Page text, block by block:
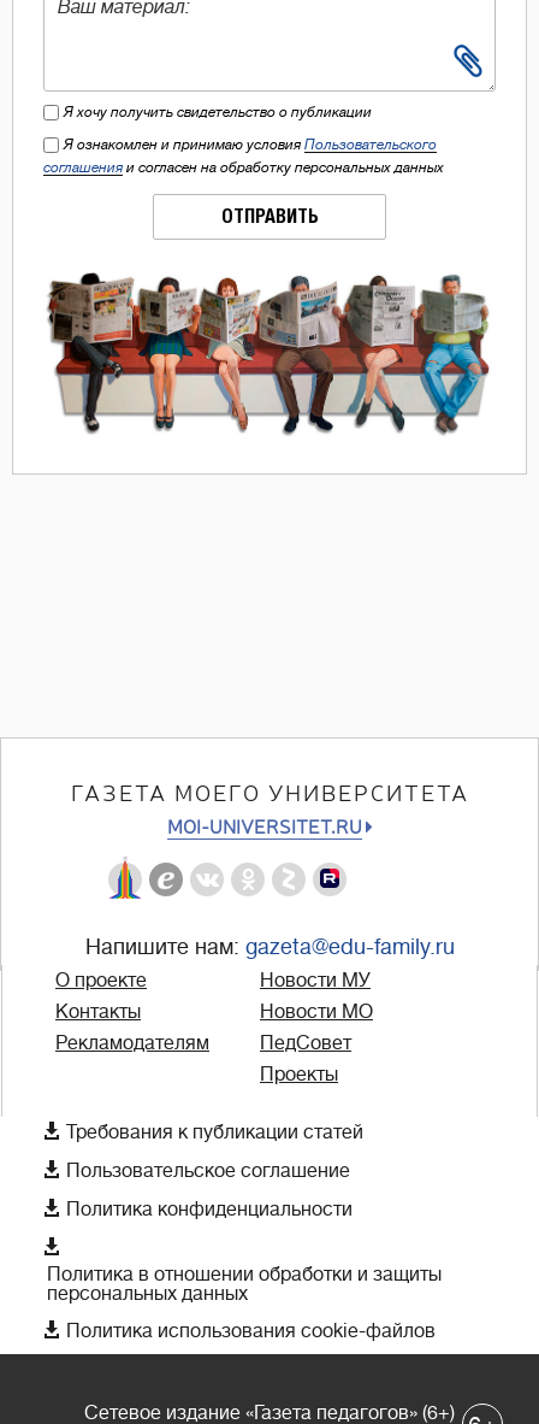
Я хочу получить свидетельство о публикации
Я ознакомлен и принимаю условия Пользовательского
соглашения и согласен на обработку персональных данных
ОТПРАВИТЬ
ГАЗЕТА МОЕГО УНИВЕРСИТЕТА
MOI-UNIVERSITET.RU
Напишите нам: gazeta@edu-family.ru
О проекте
Контакты
Рекламодателям
Новости МУ
Новости МО
ПедСовет
Проекты
 Требования к публикации статей
 Пользовательское соглашение
 Политика конфиденциальности

Политика в отношении обработки и защиты
персональных данных
 Политика использования cookie-файлов
Сетевое издание «Газета педагогов» (6+)